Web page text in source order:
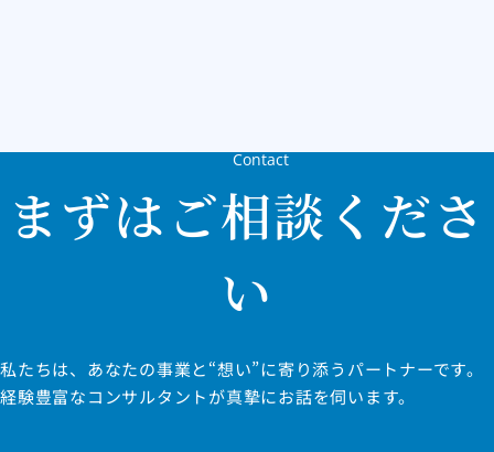
Contact
まずはご相談くださ
い
私たちは、あなたの事業と“想い”に寄り添うパートナーです。
経験豊富なコンサルタントが真摯にお話を伺います。